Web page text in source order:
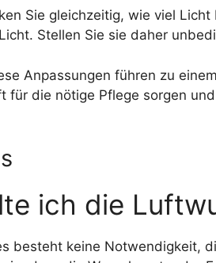
Sie gleichzeitig, wie viel
Stellen Sie sie daher
Anpassungen führen zu
für die nötige Pflege sorgen
ich die
besteht keine Notwendigkeit,